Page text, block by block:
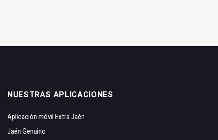
NUESTRAS APLICACIONES
Aplicación móvil Extra Jaén
Jaén Genuino